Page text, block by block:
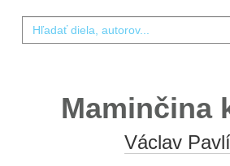
Maminčina
Václav